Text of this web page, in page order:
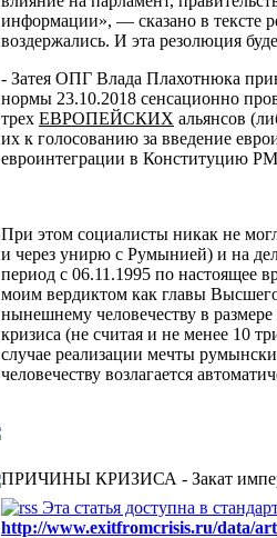
информации», — сказано в тексте
воздержались. И эта резолюция
- Затея ОПГ Влада Плахотнюка
нормы 23.10.2018 сенсационно
трех ЕВРОПЕЙСКИХ альянсов
их к голосованию за введение
евроинтеграции в Конституцию
При этом социалисты никак не
и через унирю с Румынией) и на
период с 06.11.1995 по настоящее
моим вердиктом как главы
нынешнему человечеству в
кризиса (не считая и не менее 10
случае реализации мечты
человечеству возлагается
ПРИЧИНЫ КРИЗИСА - Закат
Эта статья доступна в
http://www.exitfromcrisis.ru/data/